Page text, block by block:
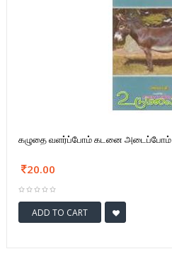
கழுதை வளர்ப்போம் கடனை அடைப்போம்
20.00
ADD TO CART